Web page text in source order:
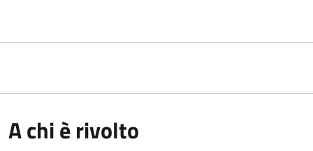
A chi è rivolto